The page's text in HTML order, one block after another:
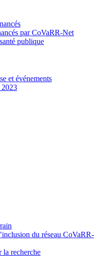
par CoVaRR-Net
publique
et événements
du réseau CoVaRR-
la recherche